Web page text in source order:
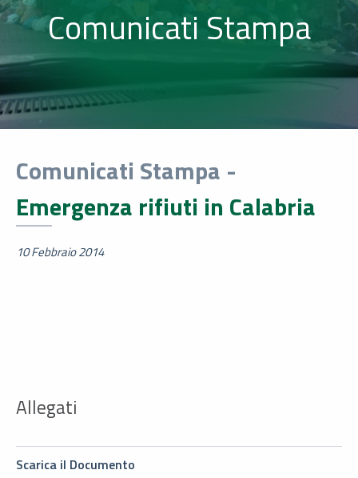
Comunicati Stampa
Comunicati Stampa -
Emergenza rifiuti in Calabria
10 Febbraio 2014
Allegati
Scarica il Documento